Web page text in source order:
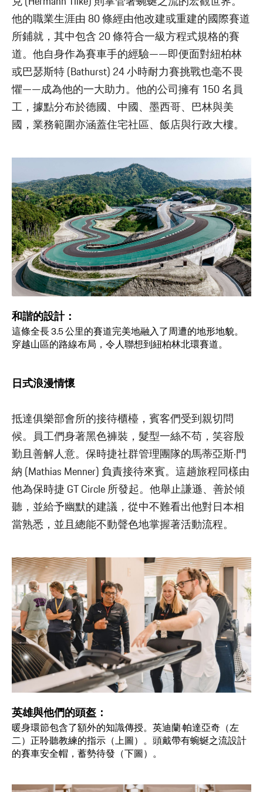
他的職業生涯由 80 條經由他改建或重建的國際賽道
所鋪就，其中包含 20 條符合一級方程式規格的賽
道。他自身作為賽車手的經驗——即便面對紐柏林
或巴瑟斯特 (Bathurst) 24 小時耐力賽挑戰也毫不畏
懼——成為他的一大助力。他的公司擁有 150 名員
工，據點分布於德國、中國、墨西哥、巴林與美
國，業務範圍亦涵蓋住宅社區、飯店與行政大樓。
和諧的設計：
這條全長 3.5 公里的賽道完美地融入了周遭的地形地貌。
穿越山區的路線布局，令人聯想到紐柏林北環賽道。
日式浪漫情懷
抵達俱樂部會所的接待櫃檯，賓客們受到親切問
候。員工們身著黑色褲裝，髮型一絲不苟，笑容殷
勤且善解人意。保時捷社群管理團隊的馬蒂亞斯·門
納 (Mathias Menner) 負責接待來賓。這趟旅程同樣由
他為保時捷 GT Circle 所發起。他舉止謙遜、善於傾
聽，並給予幽默的建議，從中不難看出他對日本相
當熟悉，並且總能不動聲色地掌握著活動流程。
英雄與他們的頭盔：
暖身環節包含了額外的知識傳授。英迪蘭·帕達亞奇（左
二）正聆聽教練的指示（上圖）。頭戴帶有蜿蜒之流設計
的賽車安全帽，蓄勢待發（下圖）。